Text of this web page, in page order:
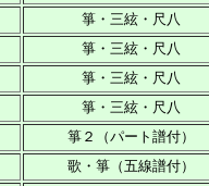
箏・三絃・尺八
箏・三絃・尺八
箏・三絃・尺八
箏・三絃・尺八
箏２（パート譜付）
歌・箏（五線譜付）